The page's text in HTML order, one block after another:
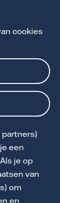
cookies
een
je op
van
om
en